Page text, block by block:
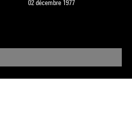
02 décembre 1977